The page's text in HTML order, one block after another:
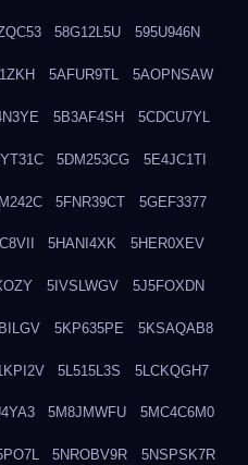
58G12L5U 595U946N
5AFUR9TL 5AOPNSAW
5B3AF4SH 5CDCU7YL
5DM253CG 5E4JC1TI
5FNR39CT 5GEF3377
5HANI4XK 5HER0XEV
5IVSLWGV 5J5FOXDN
5KP635PE 5KSAQAB8
5L515L3S 5LCKQGH7
5M8JMWFU 5MC4C6M0
5NROBV9R 5NSPSK7R